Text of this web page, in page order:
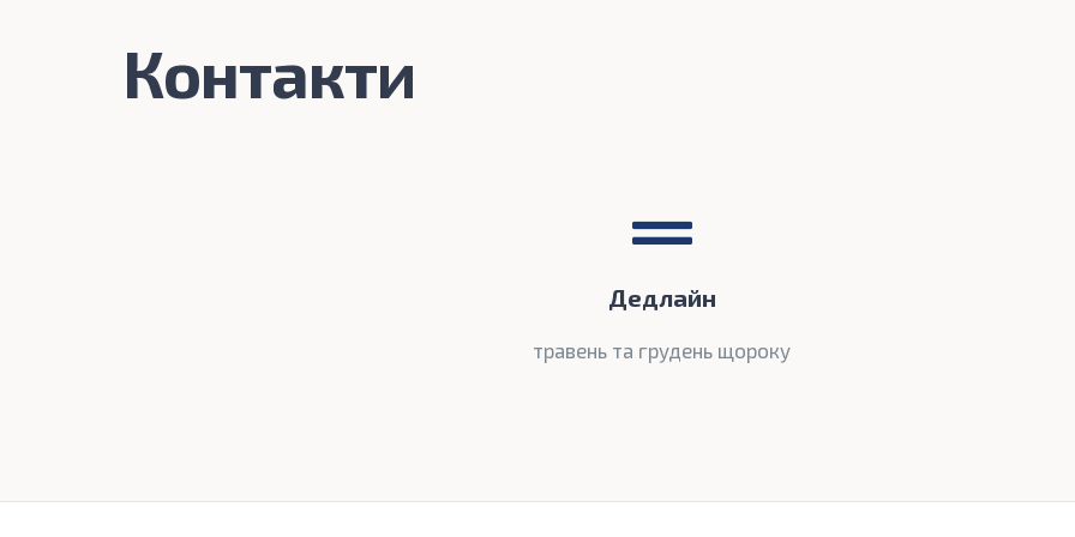
Контакти
Дедлайн
травень та грудень щороку